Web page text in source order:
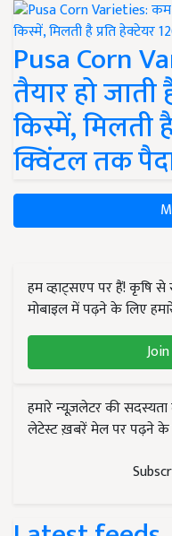
Pusa Corn
तैयार हो
किस्में, मिलती
क्विंटल तक
हम व्हाट्सएप पर हैं! कृषि
मोबाइल में पढ़ने के लिए
हमारे न्यूज़लेटर की
लेटेस्ट ख़बरें मेल पर पढ़ने के